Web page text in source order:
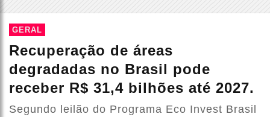
GERAL
Recuperação de áreas
degradadas no Brasil pode
receber R$ 31,4 bilhões até 2027.
Segundo leilão do Programa Eco Invest Brasil